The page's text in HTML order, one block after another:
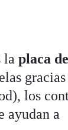
laplaca de
gracias
los
ayudan a